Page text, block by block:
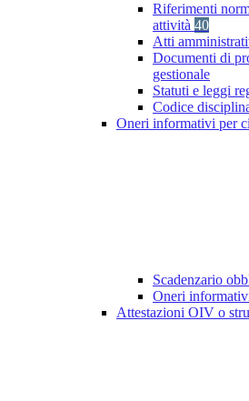
Riferimenti
attività 40
Atti
Documenti di
gestionale
Statuti e leggi
Codice
Oneri informativi per
Scadenzario
Oneri
Attestazioni OIV o